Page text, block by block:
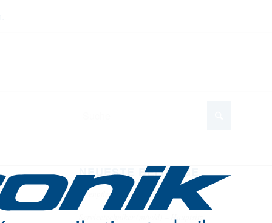
NEUESTE BEITRÄGE
Altenpflege 2026 in Essen
Servicetechniker (m/w/d) – Hauptsitz